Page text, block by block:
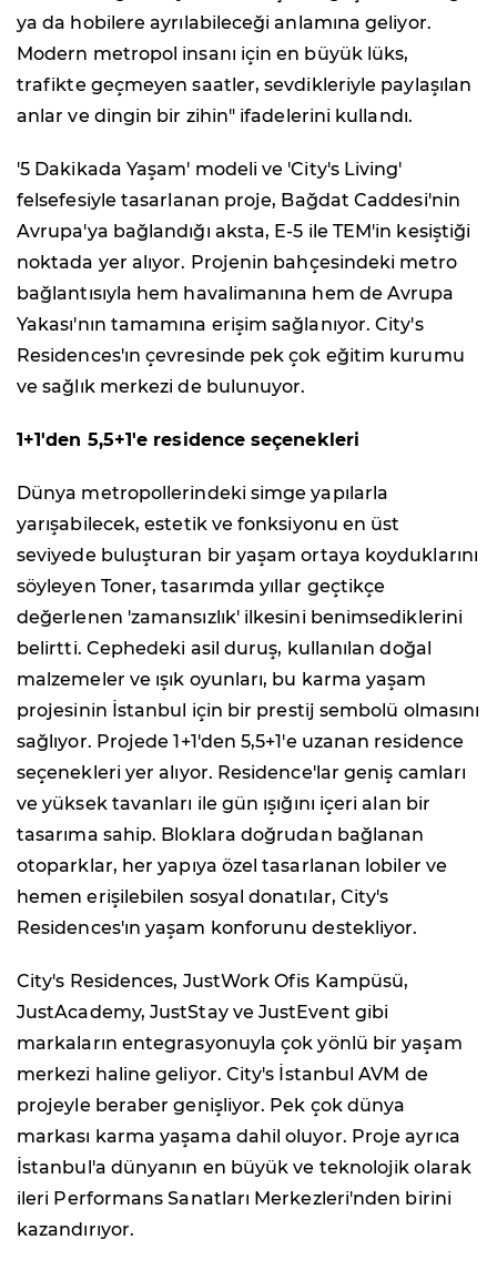
ya da hobilere ayrılabileceği anlamına geliyor.
Modern metropol insanı için en büyük lüks,
trafikte geçmeyen saatler, sevdikleriyle paylaşılan
anlar ve dingin bir zihin" ifadelerini kullandı.
'5 Dakikada Yaşam' modeli ve 'City's Living'
felsefesiyle tasarlanan proje, Bağdat Caddesi'nin
Avrupa'ya bağlandığı aksta, E-5 ile TEM'in kesiştiği
noktada yer alıyor. Projenin bahçesindeki metro
bağlantısıyla hem havalimanına hem de Avrupa
Yakası'nın tamamına erişim sağlanıyor. City's
Residences'ın çevresinde pek çok eğitim kurumu
ve sağlık merkezi de bulunuyor.
1+1'den 5,5+1'e residence seçenekleri
Dünya metropollerindeki simge yapılarla
yarışabilecek, estetik ve fonksiyonu en üst
seviyede buluşturan bir yaşam ortaya koyduklarını
söyleyen Toner, tasarımda yıllar geçtikçe
değerlenen 'zamansızlık' ilkesini benimsediklerini
belirtti. Cephedeki asil duruş, kullanılan doğal
malzemeler ve ışık oyunları, bu karma yaşam
projesinin İstanbul için bir prestij sembolü olmasını
sağlıyor. Projede 1+1'den 5,5+1'e uzanan residence
seçenekleri yer alıyor. Residence'lar geniş camları
ve yüksek tavanları ile gün ışığını içeri alan bir
tasarıma sahip. Bloklara doğrudan bağlanan
otoparklar, her yapıya özel tasarlanan lobiler ve
hemen erişilebilen sosyal donatılar, City's
Residences'ın yaşam konforunu destekliyor.
City's Residences, JustWork Ofis Kampüsü,
JustAcademy, JustStay ve JustEvent gibi
markaların entegrasyonuyla çok yönlü bir yaşam
merkezi haline geliyor. City's İstanbul AVM de
projeyle beraber genişliyor. Pek çok dünya
markası karma yaşama dahil oluyor. Proje ayrıca
İstanbul'a dünyanın en büyük ve teknolojik olarak
ileri Performans Sanatları Merkezleri'nden birini
kazandırıyor.